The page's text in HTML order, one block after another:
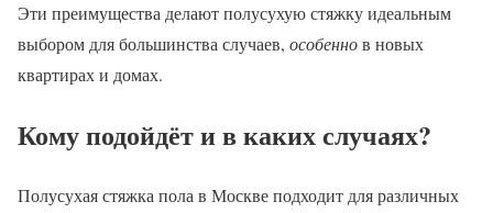
Эти преимущества делают полусухую стяжку идеальным
выбором для большинства случаев, особеннов новых
квартирах и домах.
Кому подойдёт и в каких случаях?
Полусухая стяжка пола в Москве подходит для различных